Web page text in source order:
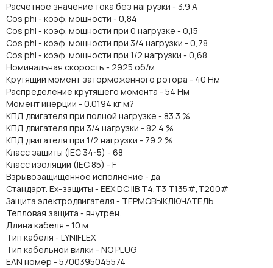
Расчетное значение тока без нагрузки - 3.9 A
Cos phi - коэф. мощности - 0,84
Cos phi - коэф. мощности при 0 нагрузке - 0,15
Cos phi - коэф. мощности при 3/4 нагрузки - 0,78
Cos phi - коэф. мощности при 1/2 нагрузки - 0,68
Номинальная скорость - 2925 об/м
Крутящий момент заторможенного ротора - 40 Нм
Распределение крутящего момента - 54 Нм
Момент инерции - 0.0194 кг м?
КПД двигателя при полной нагрузке - 83.3 %
КПД двигателя при 3/4 нагрузки - 82.4 %
КПД двигателя при 1/2 нагрузки - 79.2 %
Класс защиты (IEC 34-5) - 68
Класс изоляции (IEC 85) - F
Взрывозащищенное исполнение - да
Стандарт. Ex-защиты - EEX DC IIB T4,T3 T135#,T200#
Защита электродвигателя - ТЕРМОВЫКЛЮЧАТЕЛЬ
Тепловая защита - внутрен.
Длина кабеля - 10 м
Тип кабеля - LYNIFLEX
Тип кабельной вилки - NO PLUG
EAN номер - 5700395045574